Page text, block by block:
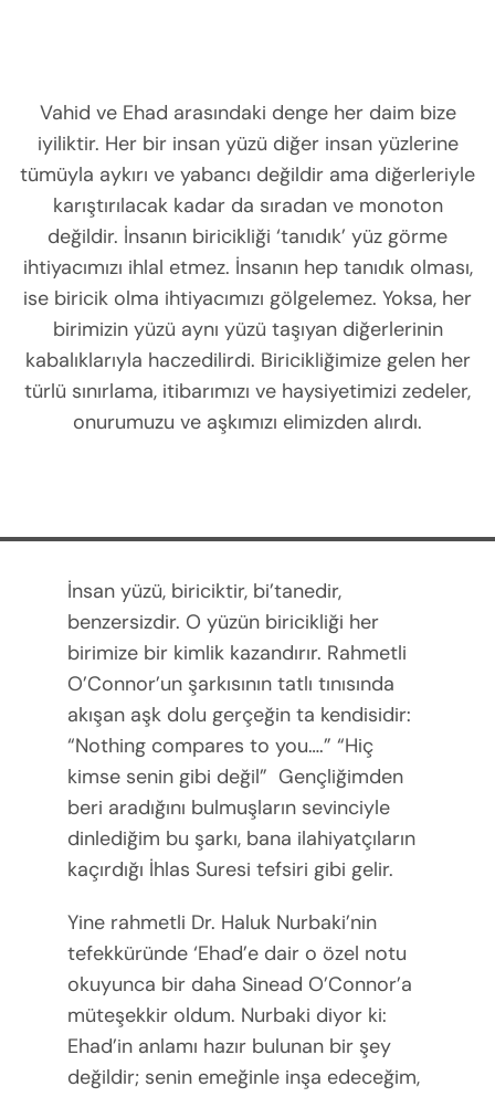
Vahid ve Ehad arasındaki denge her daim bize
iyiliktir. Her bir insan yüzü diğer insan yüzlerine
tümüyla aykırı ve yabancı değildir ama diğerleriyle
karıştırılacak kadar da sıradan ve monoton
değildir. İnsanın biricikliği ‘tanıdık’ yüz görme
ihtiyacımızı ihlal etmez. İnsanın hep tanıdık olması,
ise biricik olma ihtiyacımızı gölgelemez. Yoksa, her
birimizin yüzü aynı yüzü taşıyan diğerlerinin
kabalıklarıyla haczedilirdi. Biricikliğimize gelen her
türlü sınırlama, itibarımızı ve haysiyetimizi zedeler,
onurumuzu ve aşkımızı elimizden alırdı.
İnsan yüzü, biriciktir, bi’tanedir,
benzersizdir. O yüzün biricikliği her
birimize bir kimlik kazandırır. Rahmetli
O’Connor’un şarkısının tatlı tınısında
akışan aşk dolu gerçeğin ta kendisidir:
“Nothing compares to you….” “Hiç
kimse senin gibi değil” Gençliğimden
beri aradığını bulmuşların sevinciyle
dinlediğim bu şarkı, bana ilahiyatçıların
kaçırdığı İhlas Suresi tefsiri gibi gelir.
Yine rahmetli Dr. Haluk Nurbaki’nin
tefekküründe ‘Ehad’e dair o özel notu
okuyunca bir daha Sinead O’Connor’a
müteşekkir oldum. Nurbaki diyor ki:
Ehad’in anlamı hazır bulunan bir şey
değildir; senin emeğinle inşa edeceğim,